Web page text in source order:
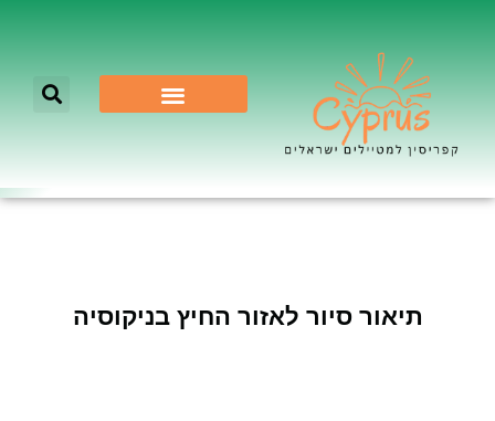
תיאור סיור לאזור החיץ בניקוסיה